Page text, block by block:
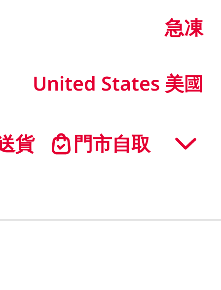
急凍
United States 美國
貨 門市自取